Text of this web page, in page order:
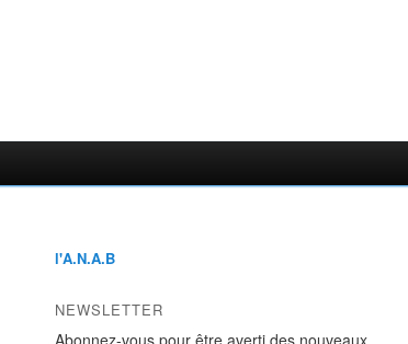
l'A.N.A.B
NEWSLETTER
Abonnez-vous pour être averti des nouveaux